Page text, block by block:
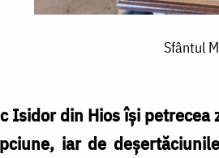
Sfântul
Isidor din Hios își
iar de